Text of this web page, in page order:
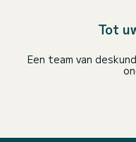
Tot
Een team van